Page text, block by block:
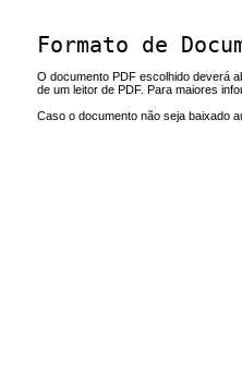
Formato de
O documento PDF escolhido deverá
de um leitor de PDF. Para maiores
Caso o documento não seja baixado